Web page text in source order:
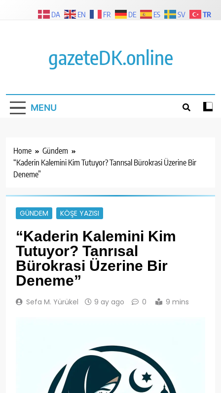
gazeteDK.online
MENU
Home
Gündem
“Kaderin Kalemini Kim Tutuyor? Tanrısal Bürokrasi Üzerine Bir
Deneme”
GÜNDEM KÖŞE YAZISI
“Kaderin Kalemini Kim
Tutuyor? Tanrısal
Bürokrasi Üzerine Bir
Deneme”
Sefa M. Yürükel 9 ay ago 0 9 mins
DA EN FR DE ES SV TR